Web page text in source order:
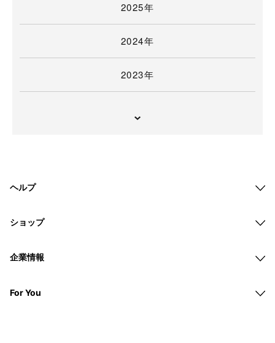
2025年
2024年
2023年
ヘルプ
ショップ
企業情報
For You